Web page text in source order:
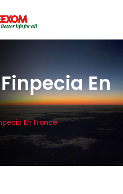
En
En France